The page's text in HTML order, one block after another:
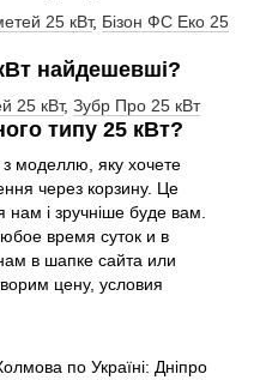
25 кВт, Бізон ФС Еко 25
найдешевші?
25 кВт, Зубр Про 25 кВт
типу 25 кВт?
моделлю, яку хочете
через корзину. Це
і зручніше буде вам.
время суток и в
в шапке сайта или
цену, условия
по Україні: Дніпро